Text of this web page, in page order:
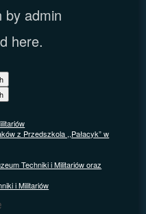
by admin
here.
z Przedszkola ,,Pałacyk” w
Techniki i Militariów oraz
i Militariów